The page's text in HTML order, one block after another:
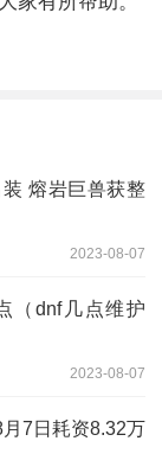
熔岩巨兽获整
2023-08-07
（dnf几点维护
2023-08-07
7日耗资8.32万